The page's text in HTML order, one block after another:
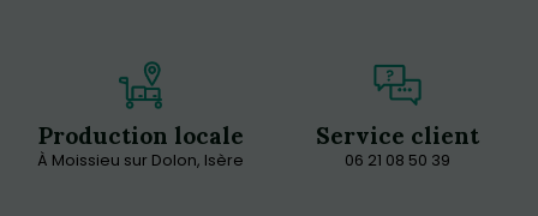
Production locale
À Moissieu sur Dolon, Isère
Service client
06 21 08 50 39